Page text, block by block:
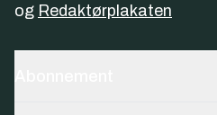
og Redaktørplakaten